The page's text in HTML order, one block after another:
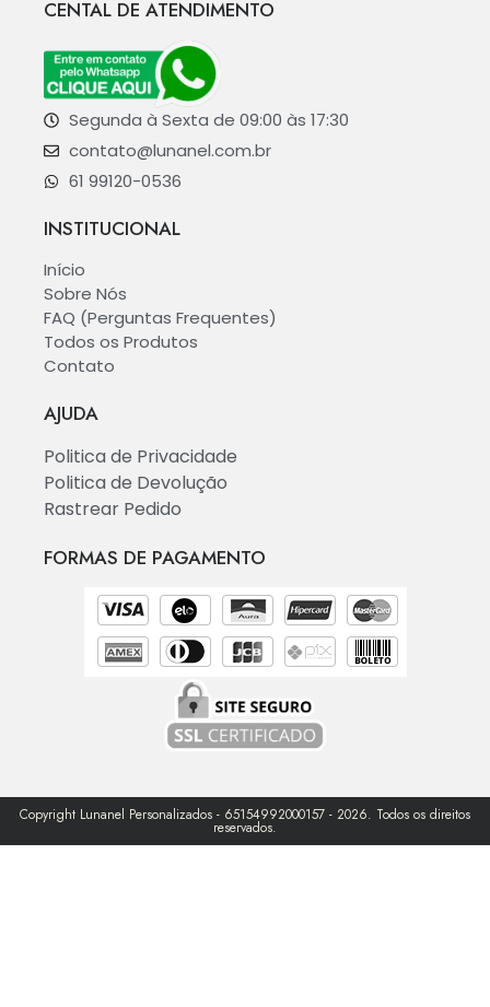
CENTAL DE ATENDIMENTO
Segunda à Sexta de 09:00 às 17:30
contato@lunanel.com.br
61 99120-0536
INSTITUCIONAL
Início
Sobre Nós
FAQ (Perguntas Frequentes)
Todos os Produtos
Contato
AJUDA
Politica de Privacidade
Politica de Devolução
Rastrear Pedido
FORMAS DE PAGAMENTO
Copyright Lunanel Personalizados - 65154992000157 - 2026. Todos os direitos
reservados.